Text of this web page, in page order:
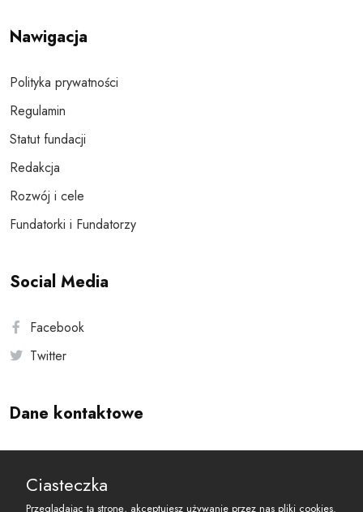
Nawigacja
Polityka prywatności
Regulamin
Statut fundacji
Redakcja
Rozwój i cele
Fundatorki i Fundatorzy
Social Media
Facebook
Twitter
Dane kontaktowe
reset@resetobywatelski.pl
Ciasteczka
Przeglądając tą stronę, akceptujesz używanie przez nas pliki cookies.